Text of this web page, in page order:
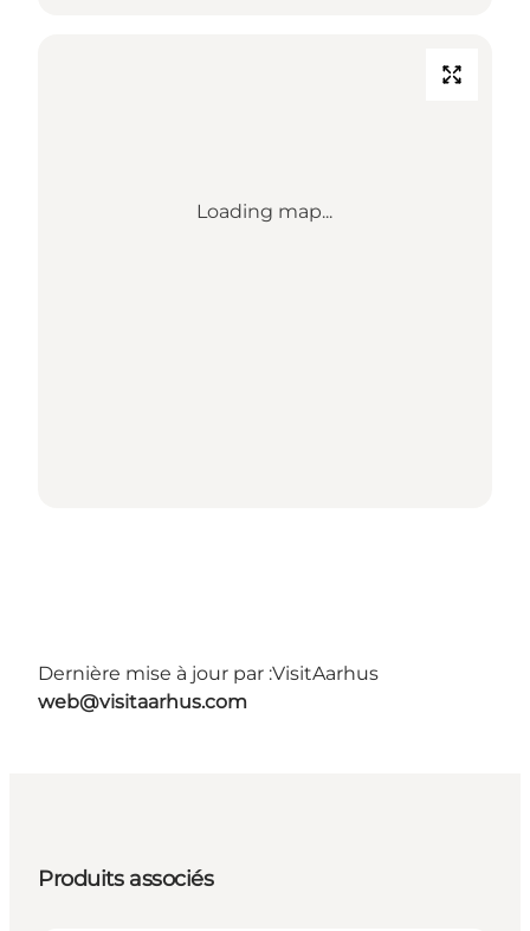
Loading map...
Dernière mise à jour par :VisitAarhus
web@visitaarhus.com
Produits associés